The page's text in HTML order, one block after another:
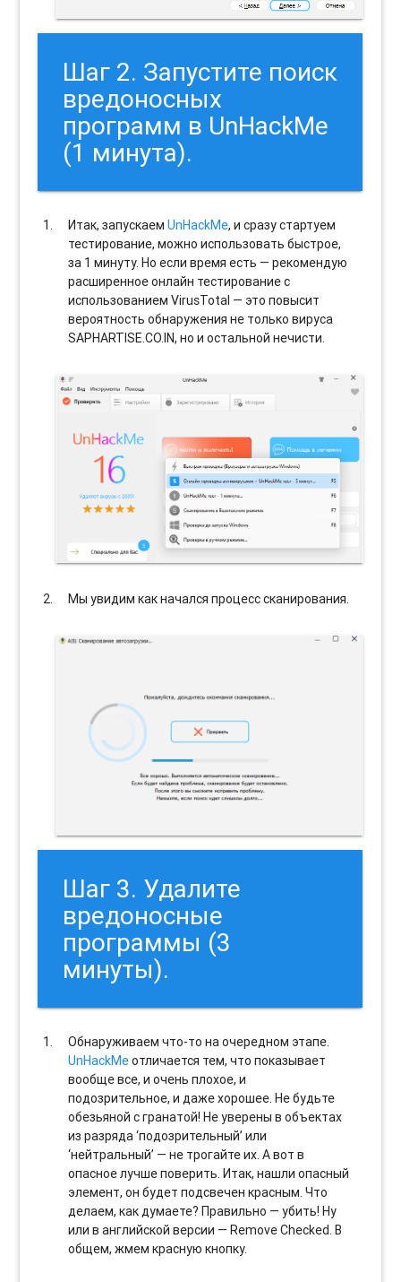
Шаг 2. Запустите поиск
вредоносных
программ в UnHackMe
(1 минута).
Итак, запускаемUnHackMe, и сразу стартуем
тестирование, можно использовать быстрое,
за 1 минуту. Но если время есть — рекомендую
расширенное онлайн тестирование с
использованием VirusTotal — это повысит
вероятность обнаружения не только вируса
SAPHARTISE.CO.IN, но и остальной нечисти.
Мы увидим как начался процесс сканирования.
Шаг 3. Удалите
вредоносные
программы (3
минуты).
Обнаруживаем что-то на очередном этапе.
UnHackMeотличается тем, что показывает
вообще все, и очень плохое, и
подозрительное, и даже хорошее. Не будьте
обезьяной с гранатой! Не уверены в объектах
из разряда ‘подозрительный’ или
‘нейтральный’ — не трогайте их. А вот в
опасное лучше поверить. Итак, нашли опасный
элемент, он будет подсвечен красным. Что
делаем, как думаете? Правильно — убить! Ну
или в английской версии — Remove Checked. В
общем, жмем красную кнопку.